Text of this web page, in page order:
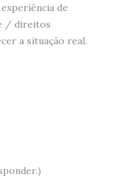
de
/ direitos
a situação real.